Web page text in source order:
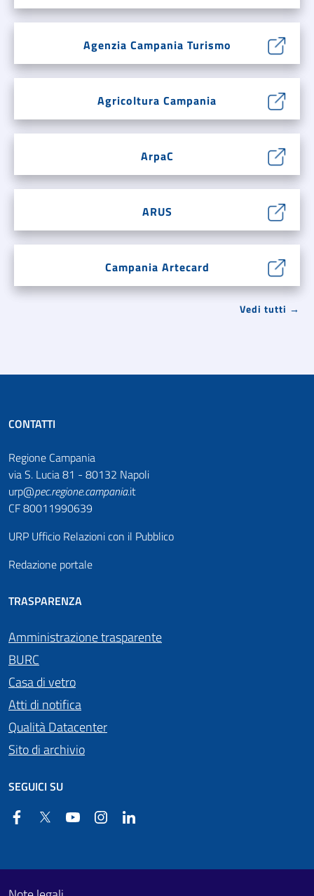
Agenzia Campania Turismo
Agricoltura Campania
ArpaC
ARUS
Campania Artecard
Vedi tutti →
CONTATTI
Regione Campania
via S. Lucia 81 - 80132 Napoli
urp@pec.regione.campania.it
CF 80011990639
URP Ufficio Relazioni con il Pubblico
Redazione portale
TRASPARENZA
Amministrazione trasparente
BURC
Casa di vetro
Atti di notifica
Qualità Datacenter
Sito di archivio
SEGUICI SU
FacebookTwitter YouTube Instagram
Footer First
Useful links section